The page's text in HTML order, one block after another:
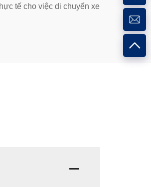
tế cho việc di chuyển xe